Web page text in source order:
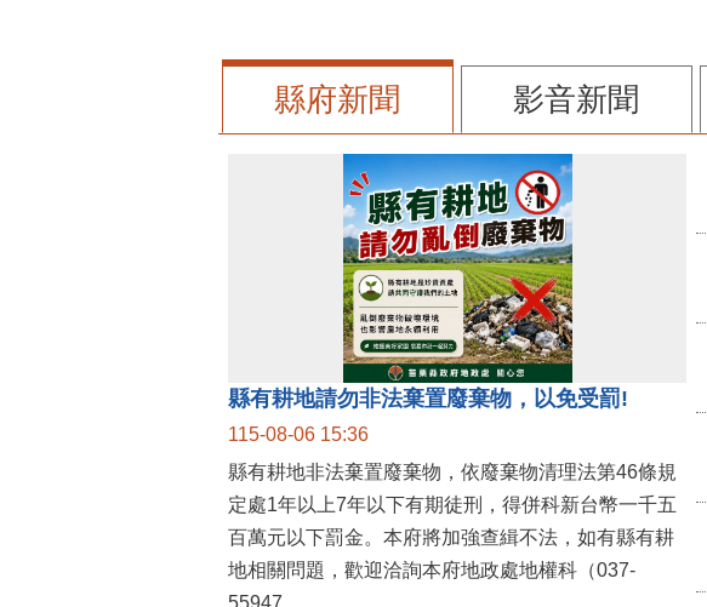
縣府新聞 影音新聞
縣有耕地請勿非法棄置廢棄物，以免受罰!
115-08-06 15:36
縣有耕地非法棄置廢棄物，依廢棄物清理法第46條規
定處1年以上7年以下有期徒刑，得併科新台幣一千五
百萬元以下罰金。本府將加強查緝不法，如有縣有耕
地相關問題，歡迎洽詢本府地政處地權科（037-
55947 ...